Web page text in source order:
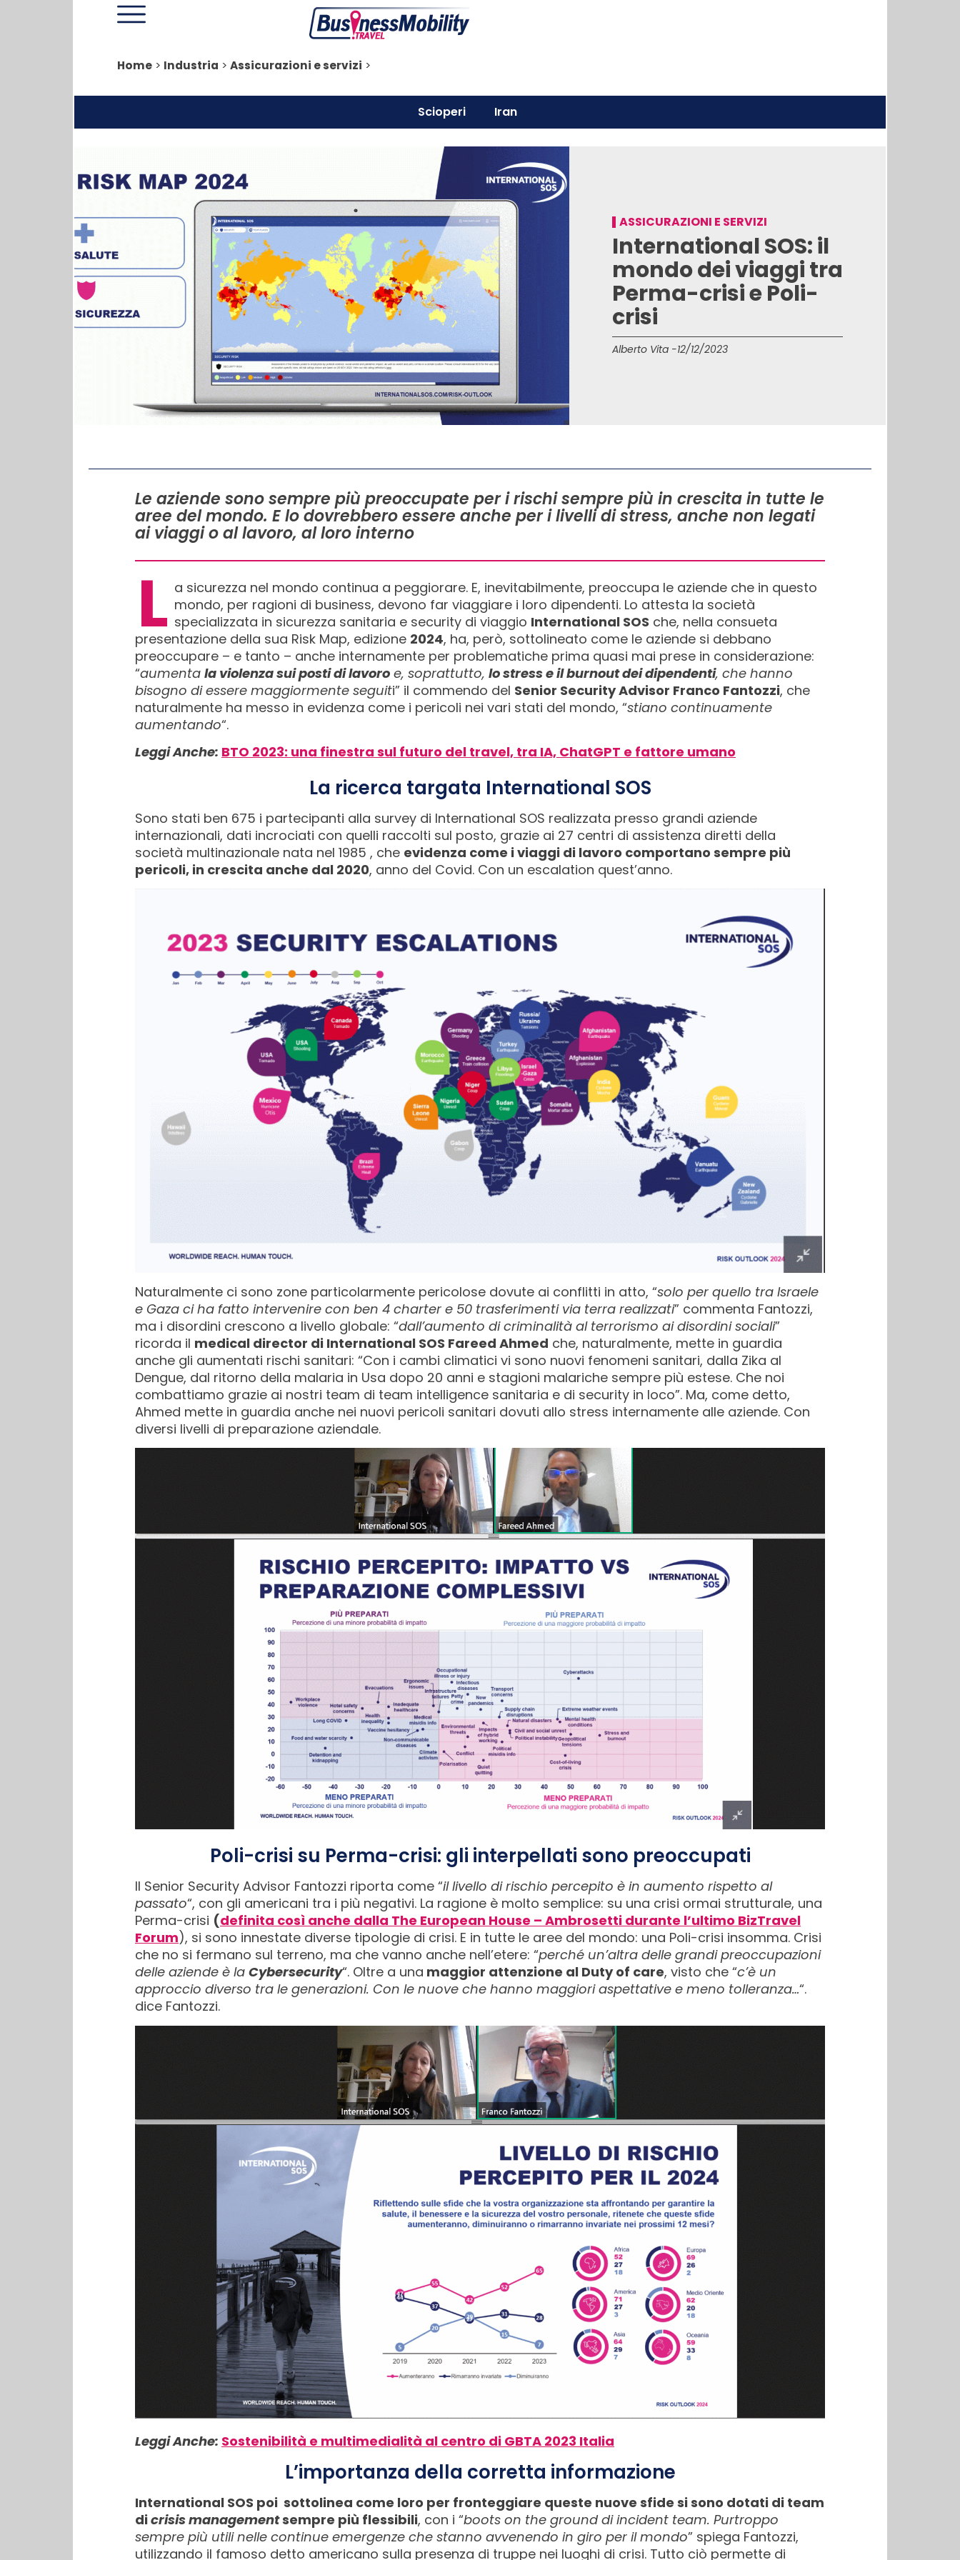
Home > Industria > Assicurazioni e servizi >
Scioperi Iran
ASSICURAZIONI E SERVIZI
International SOS: il
mondo dei viaggi tra
Perma-crisi e Poli-
crisi
Alberto Vita -12/12/2023
Le aziende sono sempre più preoccupate per i rischi sempre più in crescita in tutte le
aree del mondo. E lo dovrebbero essere anche per i livelli di stress, anche non legati
ai viaggi o al lavoro, al loro interno
L a sicurezza nel mondo continua a peggiorare. E, inevitabilmente, preoccupa le aziende che in questo
mondo, per ragioni di business, devono far viaggiare i loro dipendenti. Lo attesta la società
specializzata in sicurezza sanitaria e security di viaggio International SOS che, nella consueta
presentazione della sua Risk Map, edizione 2024, ha, però, sottolineato come le aziende si debbano
preoccupare – e tanto – anche internamente per problematiche prima quasi mai prese in considerazione:
“aumenta la violenza sui posti di lavoro e, soprattutto, lo stress e il burnout dei dipendenti, che hanno
bisogno di essere maggiormente seguiti” il commendo del Senior Security Advisor Franco Fantozzi, che
naturalmente ha messo in evidenza come i pericoli nei vari stati del mondo, “stiano continuamente
aumentando“.
Leggi Anche: BTO 2023: una finestra sul futuro del travel, tra IA, ChatGPT e fattore umano
La ricerca targata International SOS
Sono stati ben 675 i partecipanti alla survey di International SOS realizzata presso grandi aziende
internazionali, dati incrociati con quelli raccolti sul posto, grazie ai 27 centri di assistenza diretti della
società multinazionale nata nel 1985 , che evidenza come i viaggi di lavoro comportano sempre più
pericoli, in crescita anche dal 2020, anno del Covid. Con un escalation quest’anno.
Naturalmente ci sono zone particolarmente pericolose dovute ai conflitti in atto, “solo per quello tra Israele
e Gaza ci ha fatto intervenire con ben 4 charter e 50 trasferimenti via terra realizzati” commenta Fantozzi,
ma i disordini crescono a livello globale: “dall’aumento di criminalità al terrorismo ai disordini sociali”
ricorda il medical director di International SOS Fareed Ahmed che, naturalmente, mette in guardia
anche gli aumentati rischi sanitari: “Con i cambi climatici vi sono nuovi fenomeni sanitari, dalla Zika al
Dengue, dal ritorno della malaria in Usa dopo 20 anni e stagioni malariche sempre più estese. Che noi
combattiamo grazie ai nostri team di team intelligence sanitaria e di security in loco”. Ma, come detto,
Ahmed mette in guardia anche nei nuovi pericoli sanitari dovuti allo stress internamente alle aziende. Con
diversi livelli di preparazione aziendale.
Poli-crisi su Perma-crisi: gli interpellati sono preoccupati
Il Senior Security Advisor Fantozzi riporta come “il livello di rischio percepito è in aumento rispetto al
passato“, con gli americani tra i più negativi. La ragione è molto semplice: su una crisi ormai strutturale, una
Perma-crisi (definita così anche dalla The European House – Ambrosetti durante l’ultimo BizTravel
Forum), si sono innestate diverse tipologie di crisi. E in tutte le aree del mondo: una Poli-crisi insomma. Crisi
che no si fermano sul terreno, ma che vanno anche nell’etere: “perché un’altra delle grandi preoccupazioni
delle aziende è la Cybersecurity“. Oltre a una maggior attenzione al Duty of care, visto che “c’è un
approccio diverso tra le generazioni. Con le nuove che hanno maggiori aspettative e meno tolleranza…“.
dice Fantozzi.
Leggi Anche: Sostenibilità e multimedialità al centro di GBTA 2023 Italia
L’importanza della corretta informazione
International SOS poi sottolinea come loro per fronteggiare queste nuove sfide si sono dotati di team
dicrisis managementsempre più flessibili, con i “boots on the ground di incident team. Purtroppo
sempre più utili nelle continue emergenze che stanno avvenendo in giro per il mondo” spiega Fantozzi,
utilizzando il famoso detto americano sulla presenza di truppe nei luoghi di crisi. Tutto ciò permette di